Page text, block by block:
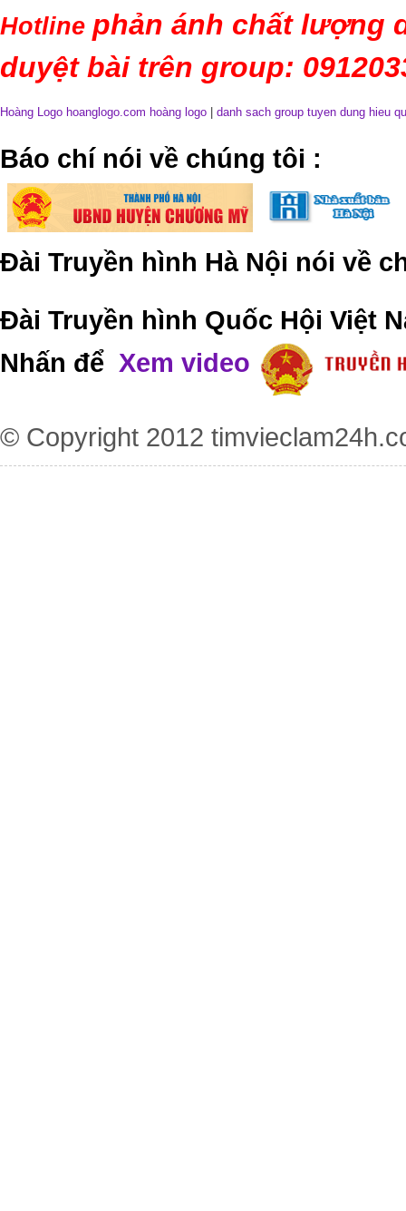
Hotline phản ánh chất lượng
duyệt bài trên group:
Hoàng Logo hoanglogo.com hoàng logo danh sach group tuyen dung hieu
​Báo chí nói về chúng tôi :
Đài Truyền hình Hà Nội nói về
Đài Truyền hình Quốc Hội Việt
Nhấn để Xem video
© Copyright 2012